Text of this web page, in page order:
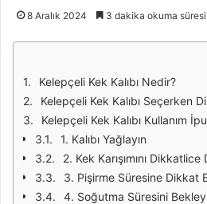
8 Aralık 2024 3 dakika okuma süresi
Kelepçeli Kek Kalıbı Nedir?
Kelepçeli Kek Kalıbı Seçerken
Kelepçeli Kek Kalıbı Kullanım
1. Kalıbı Yağlayın
2. Kek Karışımını Dikkatlice
3. Pişirme Süresine Dikkat
4. Soğutma Süresini